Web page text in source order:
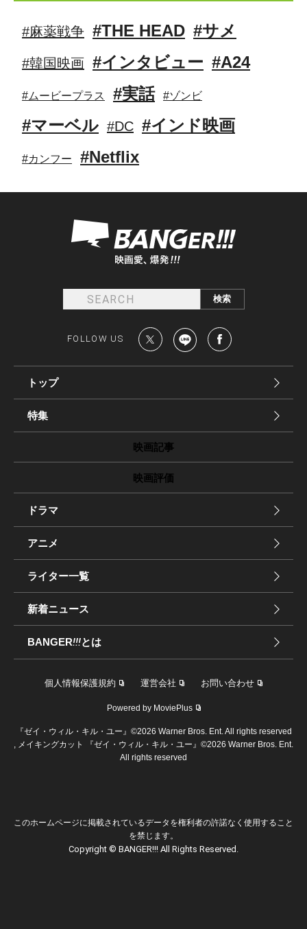
#麻薬戦争 #THE HEAD #サメ
#韓国映画 #インタビュー #A24
#ムービープラス #実話 #ゾンビ
#マーベル #DC #インド映画
#カンフー #Netflix
FOLLOW US
トップ
特集
映画記事
映画評価
ドラマ
アニメ
ライター一覧
新着ニュース
BANGER!!!とは
個人情報保護規約 運営会社 お問い合わせ
Powered by MoviePlus
『ゼイ・ウィル・キル・ユー』©2026 Warner Bros. Ent. All rights reserved
, メイキングカット 『ゼイ・ウィル・キル・ユー』©2026 Warner Bros. Ent.
All rights reserved
このホームページに掲載されているデータを権利者の許諾なく使用すること
を禁じます。
Copyright © BANGER!!! All Rights Reserved.